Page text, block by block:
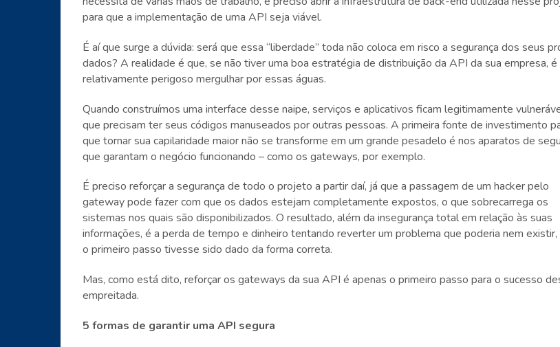
para que a implementação de uma API seja viável.
É aí que surge a dúvida: será que essa “liberdade” toda não coloca em risco a segurança dos seus
dados? A realidade é que, se não tiver uma boa estratégia de distribuição da API da sua empresa, é
relativamente perigoso mergulhar por essas águas.
Quando construímos uma interface desse naipe, serviços e aplicativos ficam legitimamente
que precisam ter seus códigos manuseados por outras pessoas. A primeira fonte de investimento
que tornar sua capilaridade maior não se transforme em um grande pesadelo é nos aparatos de
que garantam o negócio funcionando – como os gateways, por exemplo.
É preciso reforçar a segurança de todo o projeto a partir daí, já que a passagem de um hacker pelo
gateway pode fazer com que os dados estejam completamente expostos, o que sobrecarrega os
sistemas nos quais são disponibilizados. O resultado, além da insegurança total em relação às suas
informações, é a perda de tempo e dinheiro tentando reverter um problema que poderia nem existir,
o primeiro passo tivesse sido dado da forma correta.
Mas, como está dito, reforçar os gateways da sua API é apenas o primeiro passo para o sucesso
empreitada.
5 formas de garantir uma API segura